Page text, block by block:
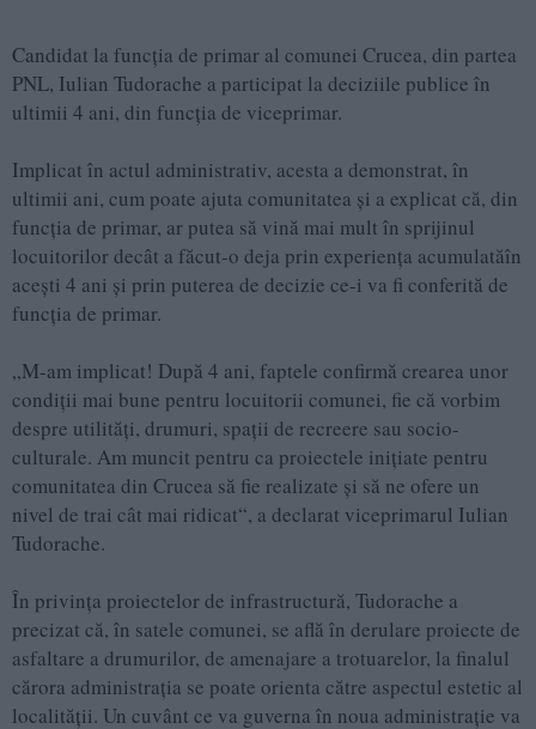
Candidat la funcția de primar al comunei Crucea, din partea
PNL, Iulian Tudorache a participat la deciziile publice în
ultimii 4 ani, din funcția de viceprimar.
Implicat în actul administrativ, acesta a demonstrat, în
ultimii ani, cum poate ajuta comunitatea și a explicat că, din
funcția de primar, ar putea să vină mai mult în sprijinul
locuitorilor decât a făcut-o deja prin experiența acumulatăîn
acești 4 ani și prin puterea de decizie ce-i va fi conferită de
funcția de primar.
„M-am implicat! După 4 ani, faptele confirmă crearea unor
condiții mai bune pentru locuitorii comunei, fie că vorbim
despre utilități, drumuri, spații de recreere sau socio-
culturale. Am muncit pentru ca proiectele inițiate pentru
comunitatea din Crucea să fie realizate și să ne ofere un
nivel de trai cât mai ridicat“, a declarat viceprimarul Iulian
Tudorache.
În privința proiectelor de infrastructură, Tudorache a
precizat că, în satele comunei, se află în derulare proiecte de
asfaltare a drumurilor, de amenajare a trotuarelor, la finalul
cărora administrația se poate orienta către aspectul estetic al
localității. Un cuvânt ce va guverna în noua administrație va